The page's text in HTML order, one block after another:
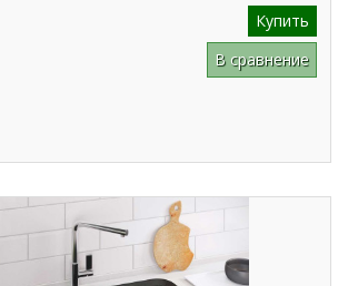
Купить
В сравнение